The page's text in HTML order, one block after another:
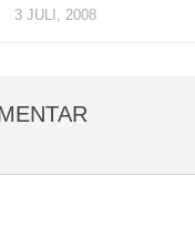
3 JULI, 2008